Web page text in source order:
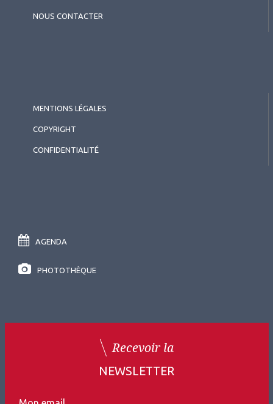
NOUS CONTACTER
MENTIONS LÉGALES
COPYRIGHT
CONFIDENTIALITÉ
AGENDA
PHOTOTHÈQUE
Recevoir la
NEWSLETTER